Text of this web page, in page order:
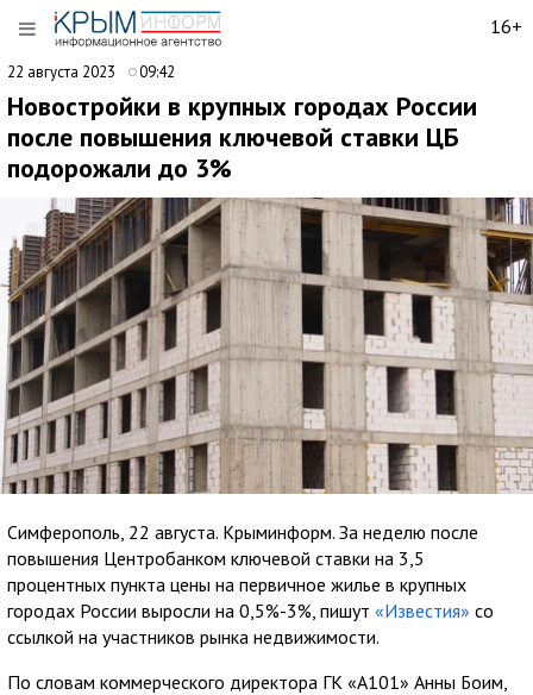
16+
22 августа 2023 09:42
Новостройки в крупных городах России
после повышения ключевой ставки ЦБ
подорожали до 3%
Симферополь, 22 августа. Крыминформ. За неделю после
повышения Центробанком ключевой ставки на 3,5
процентных пункта цены на первичное жилье в крупных
городах России выросли на 0,5%-3%, пишут «Известия» со
ссылкой на участников рынка недвижимости.
По словам коммерческого директора ГК «А101» Анны Боим,